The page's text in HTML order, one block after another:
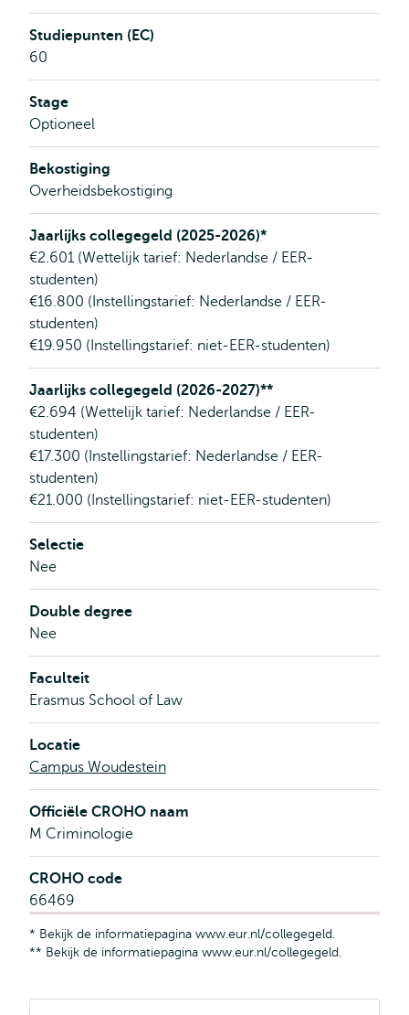
Studiepunten (EC)
60
Stage
Optioneel
Bekostiging
Overheidsbekostiging
Jaarlijks collegegeld (2025-2026)*
€2.601 (Wettelijk tarief: Nederlandse / EER-
studenten)
€16.800 (Instellingstarief: Nederlandse / EER-
studenten)
€19.950 (Instellingstarief: niet-EER-studenten)
Jaarlijks collegegeld (2026-2027)**
€2.694 (Wettelijk tarief: Nederlandse / EER-
studenten)
€17.300 (Instellingstarief: Nederlandse / EER-
studenten)
€21.000 (Instellingstarief: niet-EER-studenten)
Selectie
Nee
Double degree
Nee
Faculteit
Erasmus School of Law
Locatie
Campus Woudestein
Officiële CROHO naam
M Criminologie
CROHO code
66469
* Bekijk de informatiepagina www.eur.nl/collegegeld.
** Bekijk de informatiepagina www.eur.nl/collegegeld.